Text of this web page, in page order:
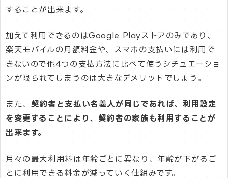
することが出来ます。
加えて利用できるのはGoogle Playストアのみであり、
楽天モバイルの月額料金や、スマホの支払いには利用で
きないので他4つの支払方法に比べて使うシチュエーショ
ンが限られてしまうのは大きなデメリットでしょう。
また、 契約者と支払い名義人が同じであれば、利用設定
を変更することにより、契約者の家族も利用することが
出来ます。
月々の最大利用料は年齢ごとに異なり、年齢が下がるご
とに利用できる料金が減っていく仕組みです。